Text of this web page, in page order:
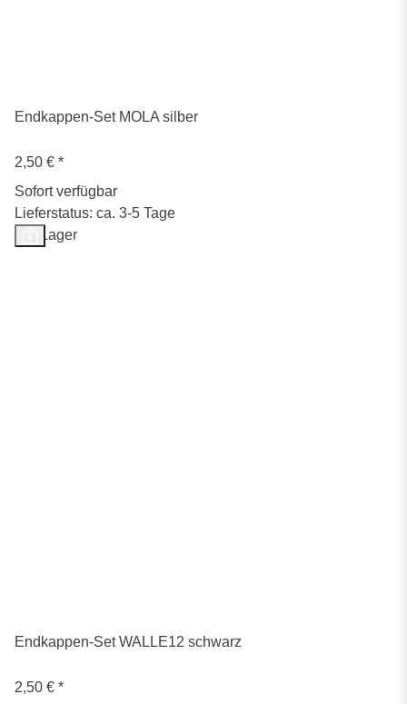
Endkappen-Set MOLA silber
2,50 € *
Sofort verfügbar
Lieferstatus: ca. 3-5 Tage
Auf Lager
Endkappen-Set WALLE12 schwarz
2,50 € *